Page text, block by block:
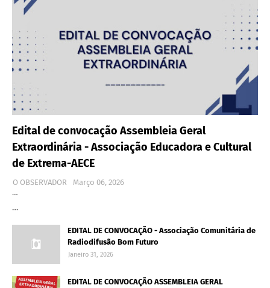
Edital de convocação Assembleia Geral
Extraordinária - Associação Educadora e Cultural
de Extrema-AECE
O OBSERVADOR
Março 06, 2026
…
…
EDITAL DE CONVOCAÇÃO - Associação Comunitária de
Radiodifusão Bom Futuro
Janeiro 31, 2026
EDITAL DE CONVOCAÇÃO ASSEMBLEIA GERAL